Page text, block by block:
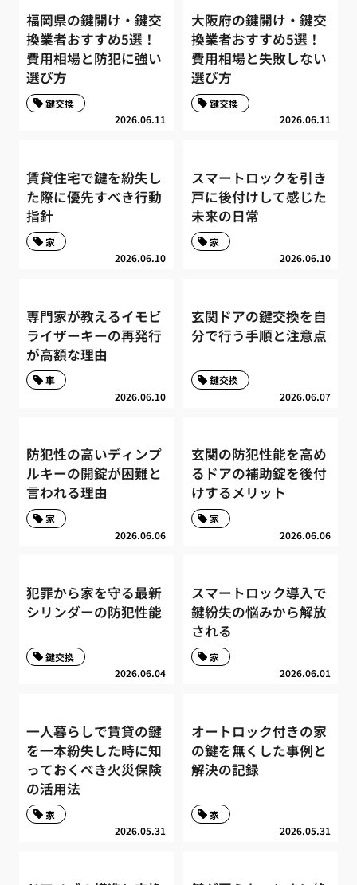
福岡県の鍵開け・鍵交
換業者おすすめ5選！
費用相場と防犯に強い
選び方
2026.06.11
鍵交換
大阪府の鍵開け・鍵交
換業者おすすめ5選！
費用相場と失敗しない
選び方
2026.06.11
鍵交換
賃貸住宅で鍵を紛失し
た際に優先すべき行動
指針
2026.06.10
家
スマートロックを引き
戸に後付けして感じた
未来の日常
2026.06.10
家
専門家が教えるイモビ
ライザーキーの再発行
が高額な理由
2026.06.10
車
玄関ドアの鍵交換を自
分で行う手順と注意点
2026.06.07
鍵交換
防犯性の高いディンプ
ルキーの開錠が困難と
言われる理由
2026.06.06
家
玄関の防犯性能を高め
るドアの補助錠を後付
けするメリット
2026.06.06
家
犯罪から家を守る最新
シリンダーの防犯性能
2026.06.04
鍵交換
スマートロック導入で
鍵紛失の悩みから解放
される
2026.06.01
家
一人暮らしで賃貸の鍵
を一本紛失した時に知
っておくべき火災保険
の活用法
2026.05.31
家
オートロック付きの家
の鍵を無くした事例と
解決の記録
2026.05.31
家